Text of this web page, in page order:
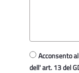
Acconsento al
dell' art. 13 del